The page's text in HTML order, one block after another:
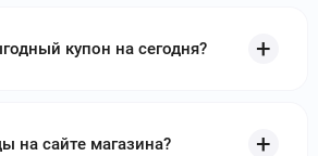
купон на сегодня?
на сайте магазина?